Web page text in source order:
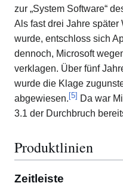
zur „System Software“
Als fast drei Jahre
wurde, entschloss sich
dennoch, Microsoft
verklagen. Über fünf
wurde die Klage
abgewiesen. [5] Da war
3.1 der Durchbruch
Produktlinien
Zeitleiste